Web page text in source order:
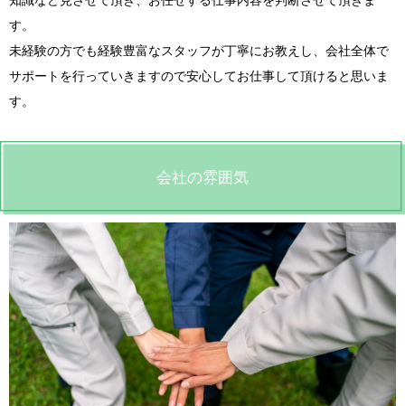
す。
未経験の方でも経験豊富なスタッフが丁寧にお教えし、会社全体で
サポートを行っていきますので安心してお仕事して頂けると思いま
す。
会社の雰囲気